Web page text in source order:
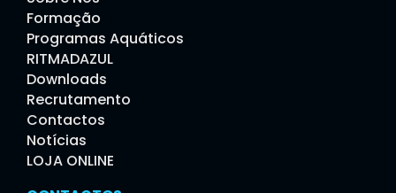
Formação
Programas Aquáticos
RITMADAZUL
Downloads
Recrutamento
Contactos
Notícias
LOJA ONLINE